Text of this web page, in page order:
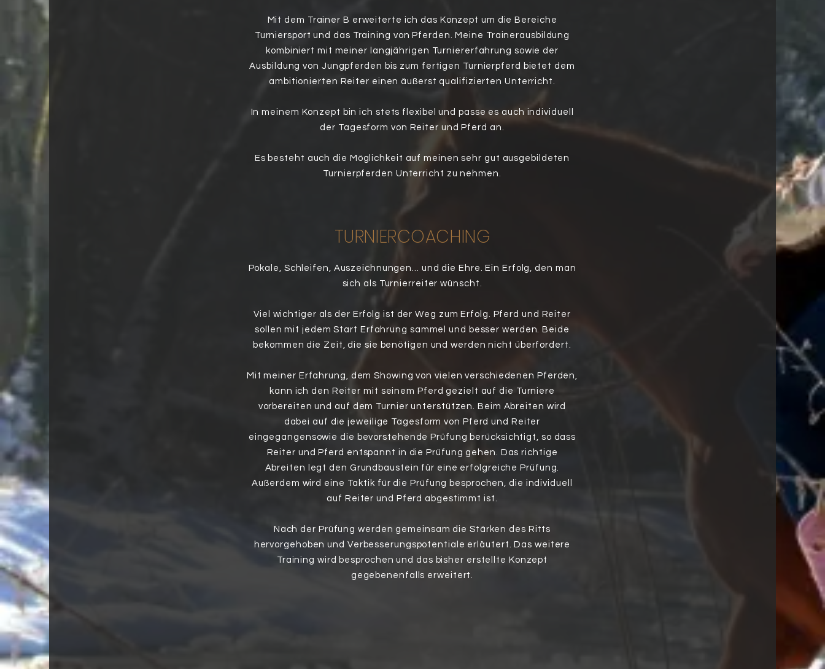
Mit dem Trainer B erweiterte ich das Konzept um die Bereiche
Turniersport und das Training von Pferden. Meine Trainerausbildung
kombiniert mit meiner langjährigen Turniererfahrung sowie der
Ausbildung von Jungpferden bis zum fertigen Turnierpferd bietet dem
ambitionierten Reiter einen äußerst qualifizierten Unterricht.
In meinem Konzept bin ich stets flexibel und passe es auch individuell
der Tagesform von Reiter und Pferd an.
Es besteht auch die Möglichkeit auf meinen sehr gut ausgebildeten
Turnierpferden Unterricht zu nehmen.
TURNIERCOACHING
Pokale, Schleifen, Auszeichnungen... und die Ehre. Ein Erfolg, den man
sich als Turnierreiter wünscht.
Viel wichtiger als der Erfolg ist der Weg zum Erfolg. Pferd und Reiter
sollen mit jedem Start Erfahrung sammel und besser werden. Beide
bekommen die Zeit, die sie benötigen und werden nicht überfordert.
Mit meiner Erfahrung, dem Showing von vielen verschiedenen Pferden,
kann ich den Reiter mit seinem Pferd gezielt auf die Turniere
vorbereiten und auf dem Turnier unterstützen. Beim Abreiten wird
dabei auf die jeweilige Tagesform von Pferd und Reiter
eingegangensowie die bevorstehende Prüfung berücksichtigt, so dass
Reiter und Pferd entspannt in die Prüfung gehen. Das richtige
Abreiten legt den Grundbaustein für eine erfolgreiche Prüfung.
Außerdem wird eine Taktik für die Prüfung besprochen, die individuell
auf Reiter und Pferd abgestimmt ist.
Nach der Prüfung werden gemeinsam die Stärken des Ritts
hervorgehoben und Verbesserungspotentiale erläutert. Das weitere
Training wird besprochen und das bisher erstellte Konzept
gegebenenfalls erweitert.